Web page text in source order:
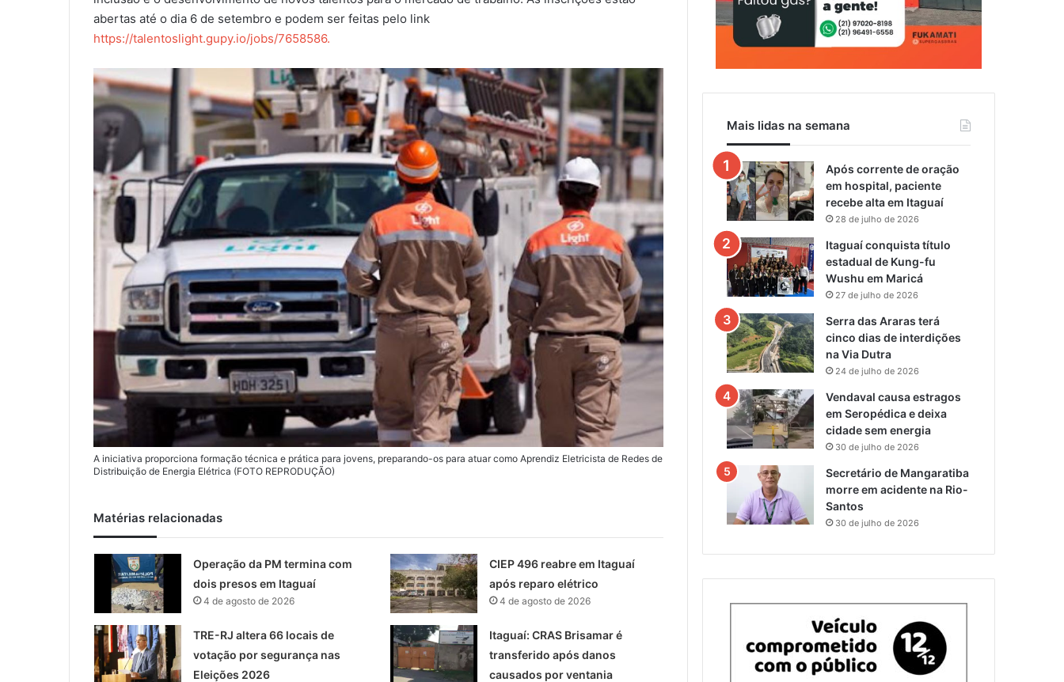
m
a
i
abertas até o dia 6 de setembro e podem ser feitas pelo link
https://talentoslight.gupy.io/jobs/7658586.
A iniciativa proporciona formação técnica e prática para jovens, preparando-os para atuar como Aprendiz Eletricista de Redes de
Distribuição de Energia Elétrica (FOTO REPRODUÇÃO)
Matérias relacionadas
Operação da PM termina com
dois presos em Itaguaí
4 de agosto de 2026
CIEP 496 reabre em Itaguaí
após reparo elétrico
4 de agosto de 2026
TRE-RJ altera 66 locais de
votação por segurança nas
Eleições 2026
Itaguaí: CRAS Brisamar é
transferido após danos
causados por ventania
Mais lidas na semana
Após corrente de oração
em hospital, paciente
recebe alta em Itaguaí
28 de julho de 2026
Itaguaí conquista título
estadual de Kung-fu
Wushu em Maricá
27 de julho de 2026
Serra das Araras terá
cinco dias de interdições
na Via Dutra
24 de julho de 2026
Vendaval causa estragos
em Seropédica e deixa
cidade sem energia
30 de julho de 2026
Secretário de Mangaratiba
morre em acidente na Rio-
Santos
30 de julho de 2026